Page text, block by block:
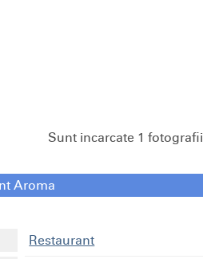
Sunt incarcate 1 fotografii
Aroma
Restaurant